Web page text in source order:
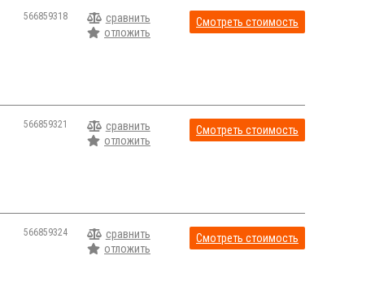
566859318
сравнить
отложить
Смотреть стоимость
566859321
сравнить
отложить
Смотреть стоимость
566859324
сравнить
отложить
Смотреть стоимость